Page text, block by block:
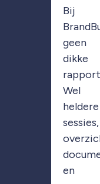
Bij
geen
dikke
Wel
heldere
sessies,
en